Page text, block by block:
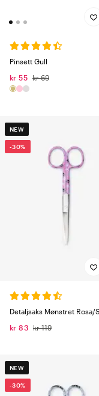
Pinsett Gull
kr 55 kr 69
NEW
-30%
Detaljsaks Mønstret Rosa/
kr 83 kr 119
NEW
-30%